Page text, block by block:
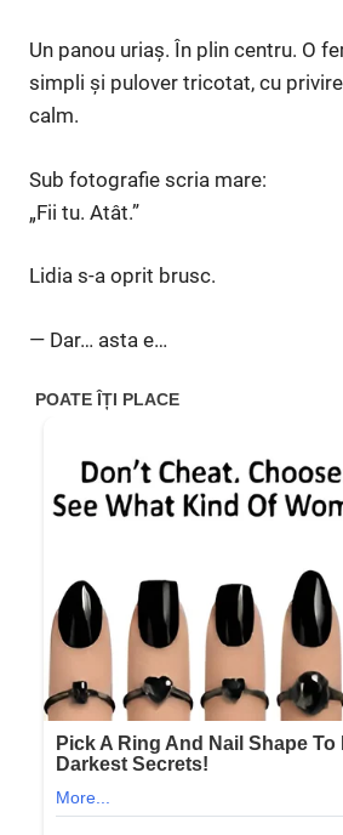
Un panou uriaș. În plin centru. O
simpli și pulover tricotat, cu
calm.
Sub fotografie scria mare:
„Fii tu. Atât.”
Lidia s-a oprit brusc.
— Dar… asta e…